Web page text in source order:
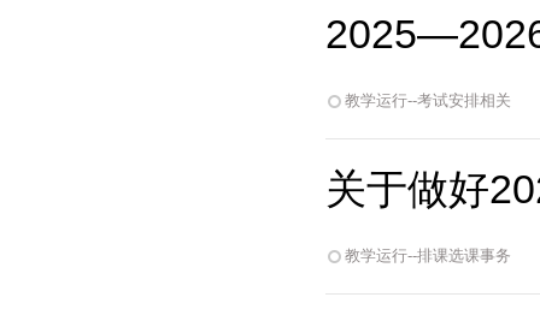
教学运行--考试安排相关
关于做好
教学运行--排课选课事务